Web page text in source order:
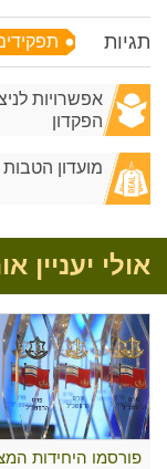
תגיות
אפשרויות
הפקדון
מועדון הטבות
אולי יעניין
פורסמו היחידות